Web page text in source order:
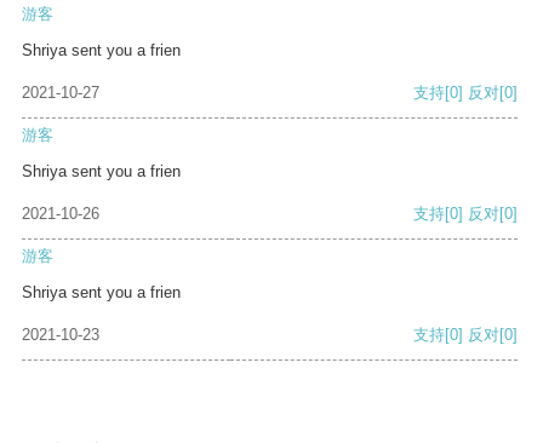
游客
Shriya sent you a frien
2021-10-27 支持[0] 反对[0]
游客
Shriya sent you a frien
2021-10-26 支持[0] 反对[0]
游客
Shriya sent you a frien
2021-10-23 支持[0] 反对[0]